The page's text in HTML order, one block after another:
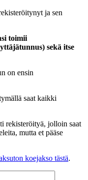
ja sen
toimii
sekä itse
on ensin
saat kaikki
rekisteröityä, jolloin saat
mutta et pääse
koejakso tästä.